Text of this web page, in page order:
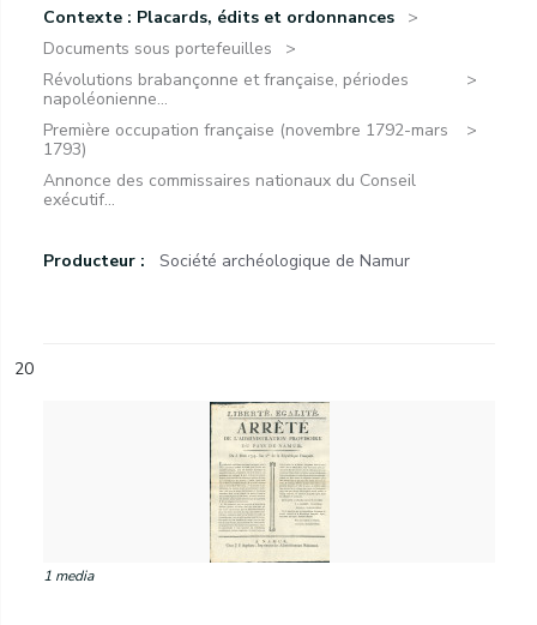
Contexte : Placards, édits et ordonnances
Documents sous portefeuilles
Révolutions brabançonne et française, périodes
napoléonienne...
Première occupation française (novembre 1792-mars
1793)
Annonce des commissaires nationaux du Conseil
exécutif...
Producteur : Société archéologique de Namur
20
1 media